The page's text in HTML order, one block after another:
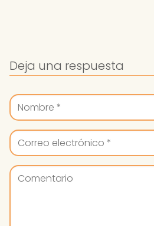
Deja una respuesta